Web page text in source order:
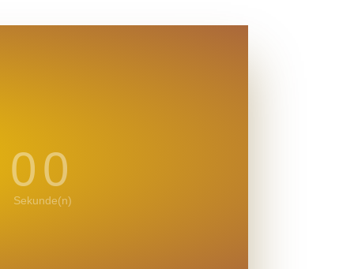
00
Sekunde(n)